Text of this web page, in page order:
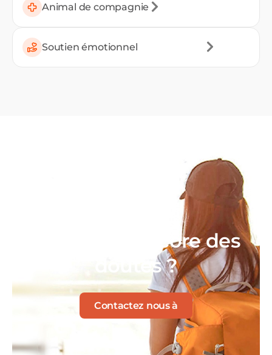
Animal de compagnie
Soutien émotionnel
Vous avez encore des
doutes ?
Contactez nous à